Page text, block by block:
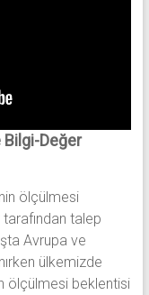
Değer
ölçülmesi
talep
Avrupa ve
ülkemizde
ölçülmesi beklentisi